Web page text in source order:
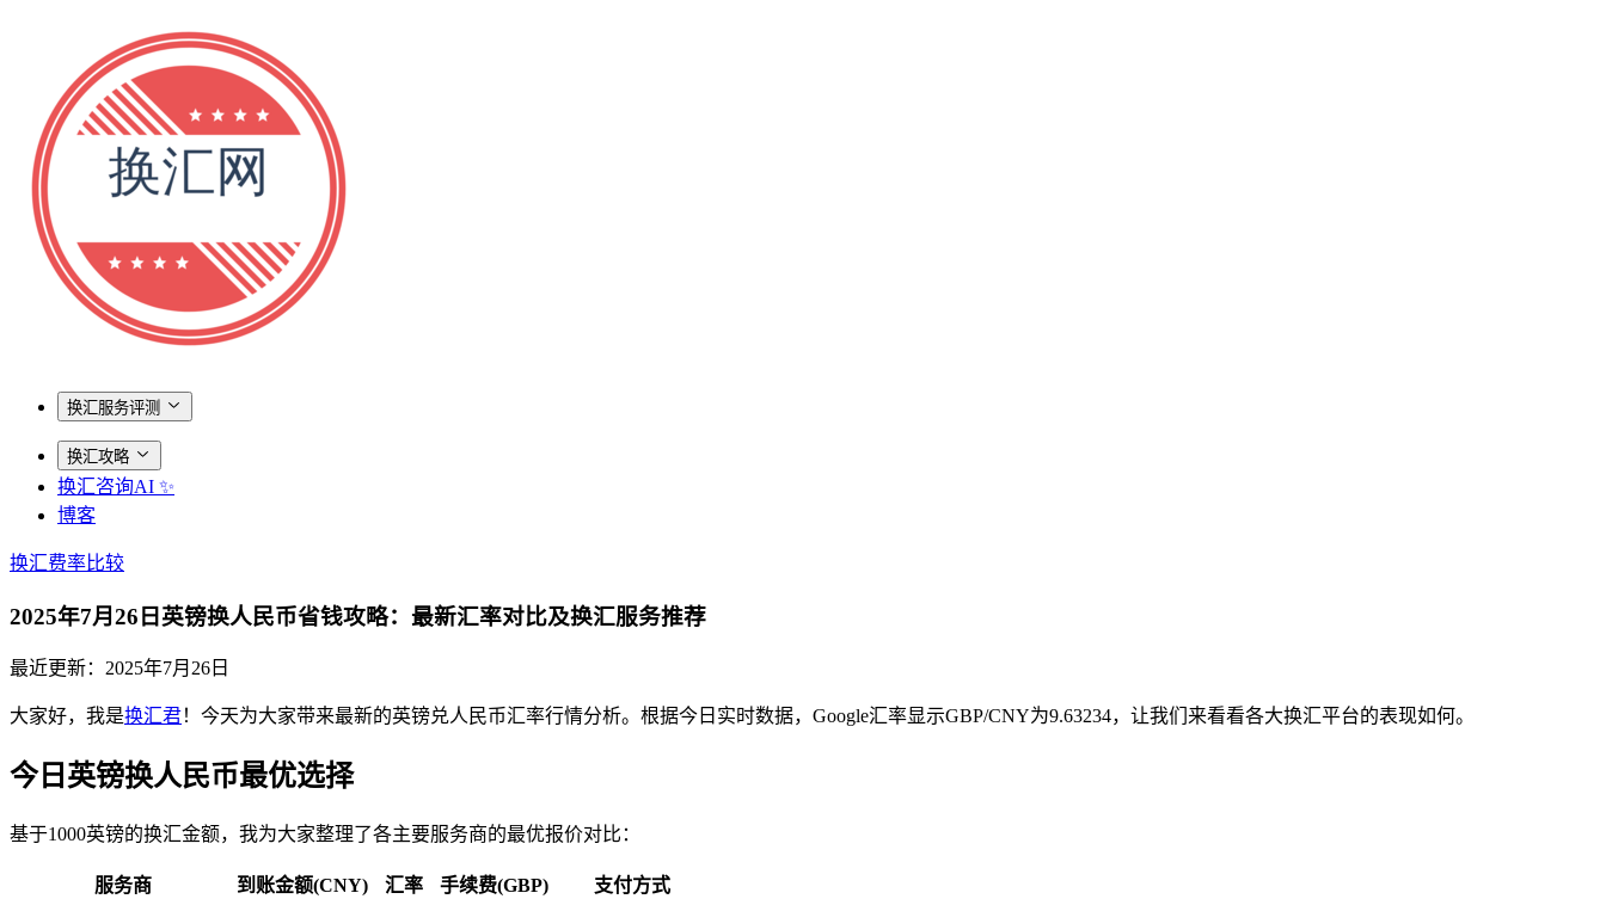
换汇服务评测
换汇攻略
换汇咨询AI ✨
博客
换汇费率比较
2025年7月26日英镑换人民币省钱攻略：最新汇率对比及换汇服务推荐
最近更新： 2025年7月26日
大家好，我是换汇君！今天为大家带来最新的英镑兑人民币汇率行情分析。根据今日实时数据，Google汇率显示GBP/CNY为9.63234，让我们来看看各大换汇平台的表现如何。
今日英镑换人民币最优选择
基于1000英镑的换汇金额，我为大家整理了各主要服务商的最优报价对比：
服务商 到账金额(CNY) 汇率 手续费(GBP)
支付方式